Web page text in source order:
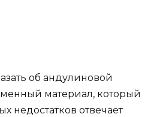
об андулиновой
материал, который
недостатков отвечает